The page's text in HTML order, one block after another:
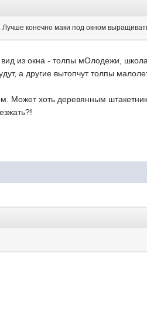
Лучше конечно маки под окном
из окна - толпы мОлодежи, школа
а другие вытопчут толпы
Может хоть деревянным